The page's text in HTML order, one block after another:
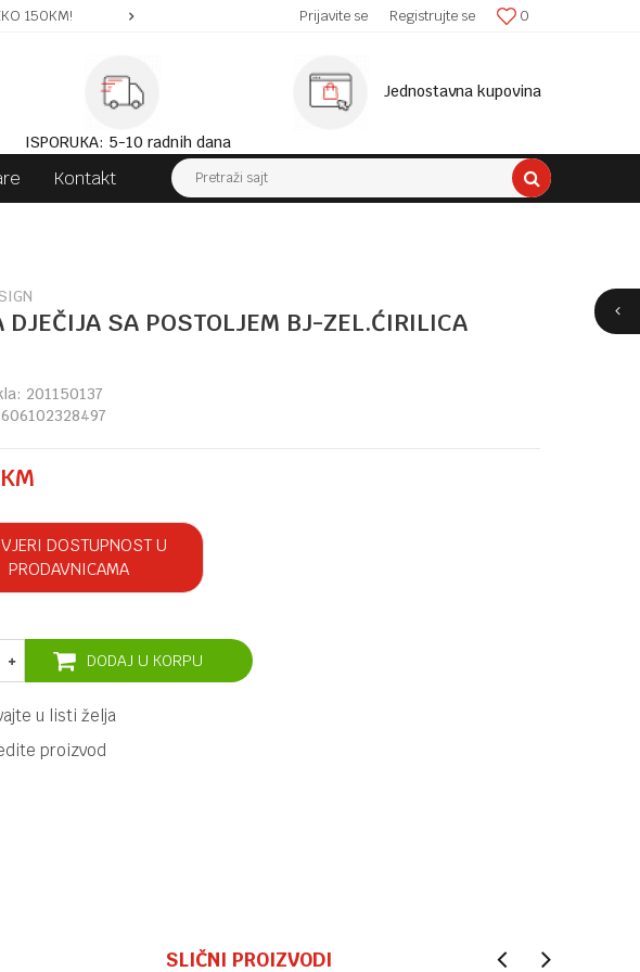
150KM! SIGURNA ISPORUKA! 0
Prijavite se Registrujte se
ISPORUKA: 5-10 radnih dana
Jednostavna kupovina
Kontakt Pretraži sajt
DJEČIJA SA POSTOLJEM BJ-ZEL.ĆIRILICA
201150137
KM
DOSTUPNOST U
PRODAVNICAMA
DODAJ U KORPU
u listi želja
proizvod
SLIČNI PROIZVODI